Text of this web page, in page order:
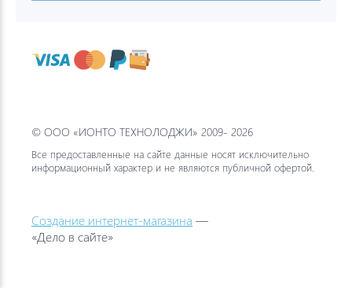
© ООО «ИОНТО ТЕХНОЛОДЖИ» 2009- 2026
Все предоставленные на сайте данные носят исключительно
информационный характер и не являются публичной офертой.
Создание интернет-магазина —
«Дело в сайте»